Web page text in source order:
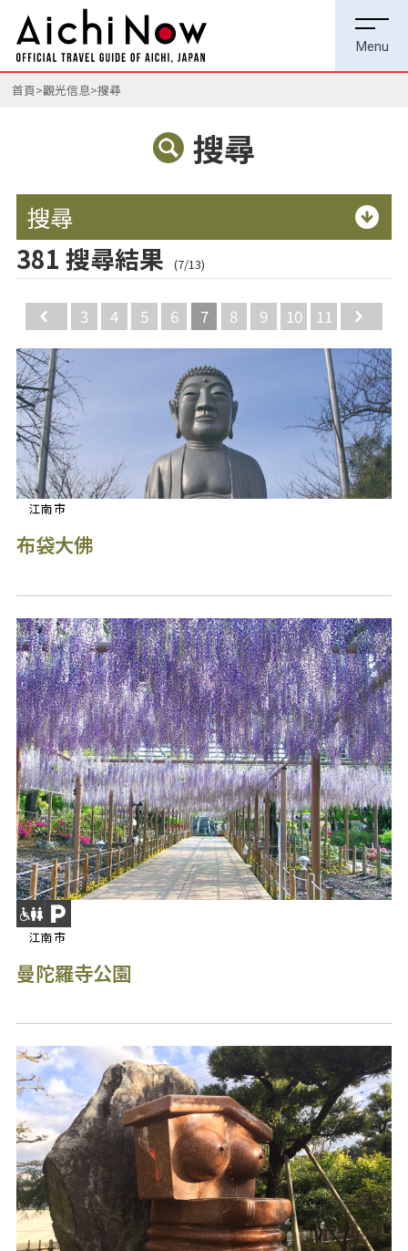
首頁 觀光信息 搜尋
搜尋
搜尋
381 搜尋結果 (7/13)
Back
3 4 5 6 7 8 9 10 11
江南市
布袋大佛
江南市
曼陀羅寺公園